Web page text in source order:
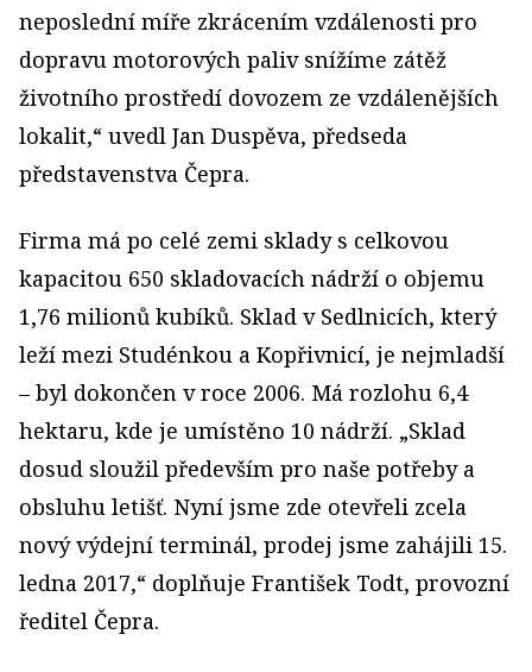
neposlední míře zkrácením vzdálenosti pro
dopravu motorových paliv snížíme zátěž
životního prostředí dovozem ze vzdálenějších
lokalit,“ uvedl Jan Duspěva, předseda
představenstva Čepra.
Firma má po celé zemi sklady s celkovou
kapacitou 650 skladovacích nádrží o objemu
1,76 milionů kubíků. Sklad v Sedlnicích, který
leží mezi Studénkou a Kopřivnicí, je nejmladší
– byl dokončen v roce 2006. Má rozlohu 6,4
hektaru, kde je umístěno 10 nádrží. „Sklad
dosud sloužil především pro naše potřeby a
obsluhu letišť. Nyní jsme zde otevřeli zcela
nový výdejní terminál, prodej jsme zahájili 15.
ledna 2017,“ doplňuje František Todt, provozní
ředitel Čepra.